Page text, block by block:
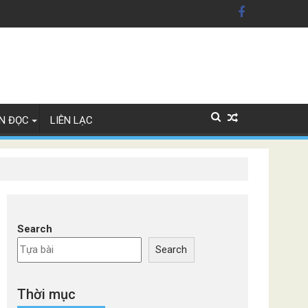
ĐỌC LIÊN LẠC
Search
Search
Thời mục